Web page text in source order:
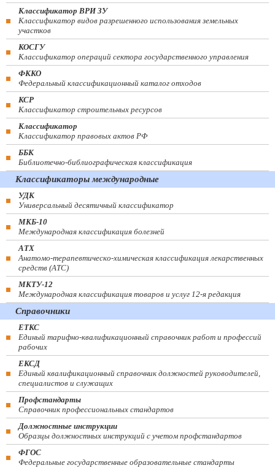
Классификатор ВРИ ЗУ
Классификатор видов разрешенного использования земельных
участков
КОСГУ
Классификатор операций сектора государственного управления
ФККО
Федеральный классификационный каталог отходов
КСР
Классификатор строительных ресурсов
Классификатор
Классификатор правовых актов РФ
ББК
Библиотечно-библиографическая классификация
Классификаторы международные
УДК
Универсальный десятичный классификатор
МКБ-10
Международная классификация болезней
АТХ
Анатомо-терапевтическо-химическая классификация лекарственных
средств (ATC)
МКТУ-12
Международная классификация товаров и услуг 12-я редакция
Справочники
ЕТКС
Единый тарифно-квалификационный справочник работ и профессий
рабочих
ЕКСД
Единый квалификационный справочник должностей руководителей,
специалистов и служащих
Профстандарты
Справочник профессиональных стандартов
Должностные инструкции
Образцы должностных инструкций с учетом профстандартов
ФГОС
Федеральные государственные образовательные стандарты